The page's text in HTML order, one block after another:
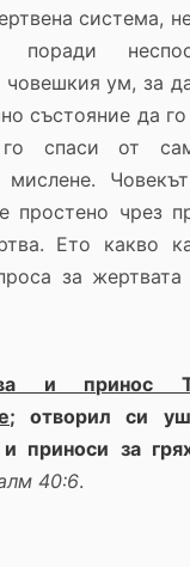
система,
човешкия ум, за
състояние да
спаси от
мислене.
простено чрез
Ето какво
за
и принос
; отворил си
и приноси за
40:6.